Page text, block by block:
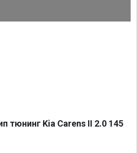
тюнинг Kia Carens II 2.0 145